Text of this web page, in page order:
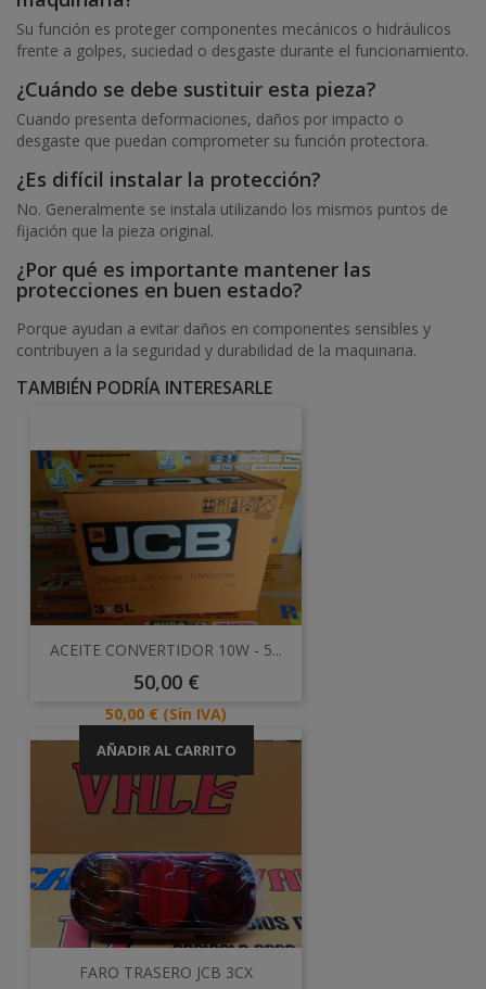
Su función es proteger componentes mecánicos o hidráulicos
frente a golpes, suciedad o desgaste durante el funcionamiento.
¿Cuándo se debe sustituir esta pieza?
Cuando presenta deformaciones, daños por impacto o
desgaste que puedan comprometer su función protectora.
¿Es difícil instalar la protección?
No. Generalmente se instala utilizando los mismos puntos de
fijación que la pieza original.
¿Por qué es importante mantener las
protecciones en buen estado?
Porque ayudan a evitar daños en componentes sensibles y
contribuyen a la seguridad y durabilidad de la maquinaria.
TAMBIÉN PODRÍA INTERESARLE
ACEITE CONVERTIDOR 10W - 5...
Precio
50,00 €
Precio
50,00 € (Sin IVA)
AÑADIR AL CARRITO
FARO TRASERO JCB 3CX